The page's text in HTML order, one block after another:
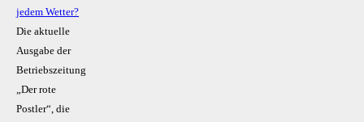
jedem Wetter?
Die aktuelle
Ausgabe der
Betriebszeitung
„Der rote
Postler“, die